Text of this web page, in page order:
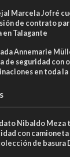
Marcela Jofré
de contrato
en Talagante
Annemarie
de seguridad con
en toda
Nibaldo Meza
con camioneta
de basura